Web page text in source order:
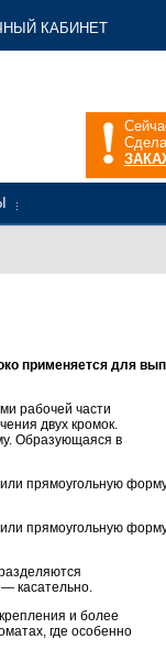
КАБИНЕТ
применяется для
рабочей части
двух кромок.
Образующаяся в
прямоугольную
прямоугольную
касательно.
и более
где особенно